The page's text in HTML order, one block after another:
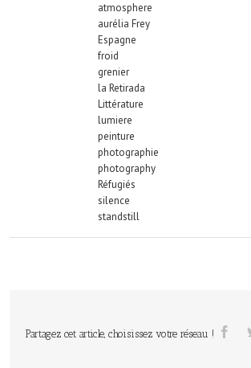
atmosphere
aurélia Frey
Espagne
froid
grenier
la Retirada
Littérature
lumiere
peinture
photographie
photography
Réfugiés
silence
standstill
Partagez cet article, choisissez votre réseau !